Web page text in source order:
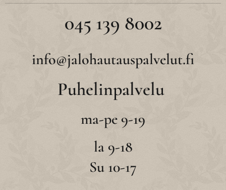
045 139 8002
info@jalohautauspalvelut.fi
Puhelinpalvelu
ma-pe 9-19
la 9-18
Su 10-17